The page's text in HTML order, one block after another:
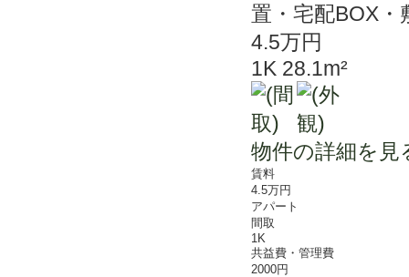
置・宅配BOX
4.5万円
1K 28.1m²
物件の詳細を見
賃料
4.5万円
アパート
間取
1K
共益費・管理費
2000円